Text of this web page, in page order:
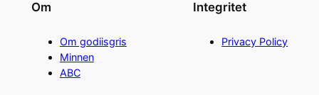
Om
Om godiisgris
Minnen
ABC
Integritet
Privacy Policy